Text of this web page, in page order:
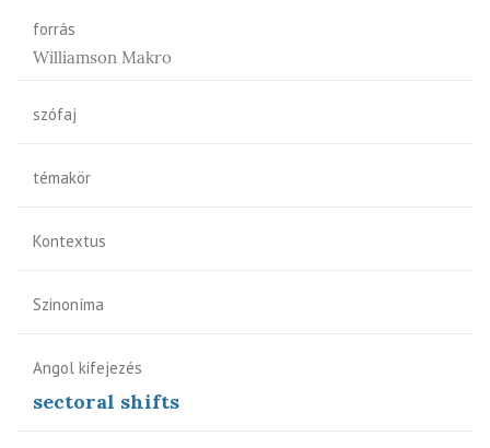
forrás
Williamson Makro
szófaj
témakör
Kontextus
Szinoníma
Angol kifejezés
sectoral shifts